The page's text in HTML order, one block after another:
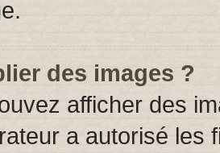
des images ?
afficher des
a autorisé